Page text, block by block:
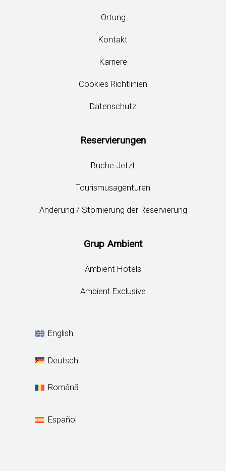
Ortung
Kontakt
Karriere
Cookies Richtlinien
Datenschutz
Reservierungen
Buche Jetzt
Tourismusagenturen
Änderung / Stornierung der Reservierung
Grup Ambient
Ambient Hotels
Ambient Exclusive
English
Deutsch
Română
Español